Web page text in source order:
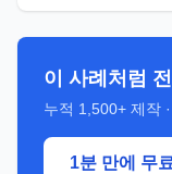
이 사례처럼
누적 1,500+ 제작 ·
1분 만에 무